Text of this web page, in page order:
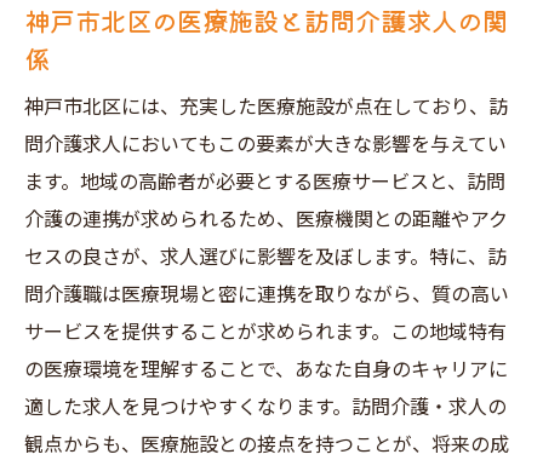
神戸市北区の医療施設と訪問介護求人の関
係
神戸市北区には、充実した医療施設が点在しており、訪
問介護求人においてもこの要素が大きな影響を与えてい
ます。地域の高齢者が必要とする医療サービスと、訪問
介護の連携が求められるため、医療機関との距離やアク
セスの良さが、求人選びに影響を及ぼします。特に、訪
問介護職は医療現場と密に連携を取りながら、質の高い
サービスを提供することが求められます。この地域特有
の医療環境を理解することで、あなた自身のキャリアに
適した求人を見つけやすくなります。訪問介護・求人の
観点からも、医療施設との接点を持つことが、将来の成